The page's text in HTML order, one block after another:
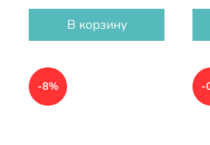
В корзину
-8% -